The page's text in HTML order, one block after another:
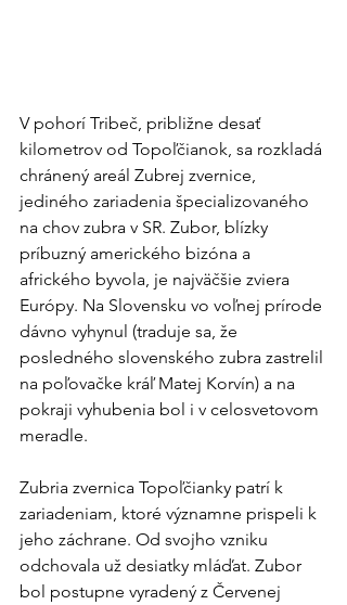
V pohorí Tribeč, približne desať
kilometrov od Topoľčianok, sa rozkladá
chránený areál Zubrej zvernice,
jediného zariadenia špecializovaného
na chov zubra v SR. Zubor, blízky
príbuzný amerického bizóna a
afrického byvola, je najväčšie zviera
Európy. Na Slovensku vo voľnej prírode
dávno vyhynul (traduje sa, že
posledného slovenského zubra zastrelil
na poľovačke kráľ Matej Korvín) a na
pokraji vyhubenia bol i v celosvetovom
meradle.
Zubria zvernica Topoľčianky patrí k
zariadeniam, ktoré významne prispeli k
jeho záchrane. Od svojho vzniku
odchovala už desiatky mláďat. Zubor
bol postupne vyradený z Červenej